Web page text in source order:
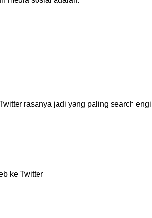
rasanya jadi yang paling search
ke Twitter